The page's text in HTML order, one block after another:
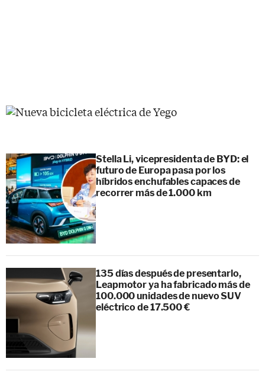
Stella Li, vicepresidenta de BYD: el
futuro de Europa pasa por los
híbridos enchufables capaces de
recorrer más de 1.000 km
135 días después de presentarlo,
Leapmotor ya ha fabricado más de
100.000 unidades de nuevo SUV
eléctrico de 17.500 €